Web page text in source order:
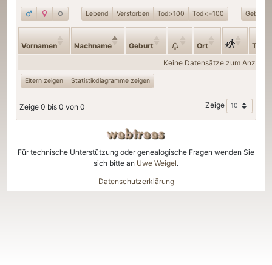
Lebend Verstorben Tod>100 Tod<=100
Vornamen Nachname Geburt Ort
Tod
Keine Datensätze zum
Eltern zeigen Statistikdiagramme zeigen
Zeige 0 bis 0 von 0 Zeige
Für technische Unterstützung oder genealogische Fragen wenden Sie
sich bitte an Uwe Weigel.
Datenschutzerklärung